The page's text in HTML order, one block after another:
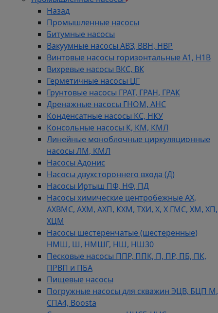
Назад
Промышленные насосы
Битумные насосы
Вакуумные насосы АВЗ, ВВН, НВР
Винтовые насосы горизонтальные А1, Н1В
Вихревые насосы ВКС, ВК
Герметичные насосы ЦГ
Грунтовые насосы ГРАТ, ГРАН, ГРАК
Дренажные насосы ГНОМ, АНС
Конденсатные насосы КС, НКУ
Консольные насосы К, КМ, КМЛ
Линейные моноблочные циркуляционные
насосы ЛМ, КМЛ
Насосы Адонис
Насосы двухстороннего входа (Д)
Насосы Иртыш ПФ, НФ, ПД
Насосы химические центробежные АХ,
АХВМС, АХМ, АХП, КХМ, ТХИ, Х, Х ГМС, ХМ, ХП,
ХЦМ
Насосы шестеренчатые (шестеренные)
НМШ, Ш, НМШГ, НШ, НШ30
Песковые насосы ППР, ППК, П, ПР, ПБ, ПК,
ПРВП и ПБА
Пищевые насосы
Погружные насосы для скважин ЭЦВ, БЦП М,
СПА4, Boosta